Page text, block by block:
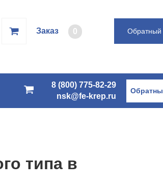
Заказ 0
8 (800) 775-82-29
nsk@fe-krep.ru
типа в